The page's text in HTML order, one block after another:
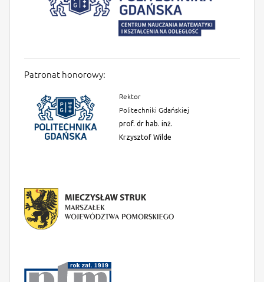
Patronat honorowy:
Rektor
Politechniki Gdańskiej
prof. dr hab. inż.
Krzysztof Wilde